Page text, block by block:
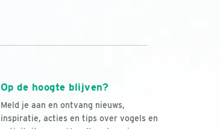
Op de hoogte blijven?
Meld je aan en ontvang nieuws,
inspiratie, acties en tips over vogels en